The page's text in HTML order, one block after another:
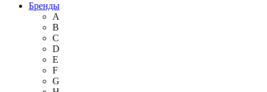
Бренды
A
B
C
D
E
F
G